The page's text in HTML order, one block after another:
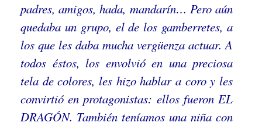
padres, amigos, hada, mandarín… Pero aún
quedaba un grupo, el de los gamberretes, a
los que les daba mucha vergüenza actuar. A
todos éstos, los envolvió en una preciosa
tela de colores, les hizo hablar a coro y les
convirtió en protagonistas: ellos fueron EL
DRAGÓN. También teníamos una niña con